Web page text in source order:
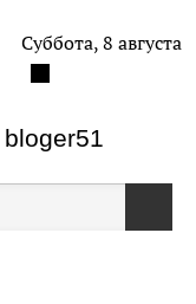
bloger51
Суббота, 8 августа